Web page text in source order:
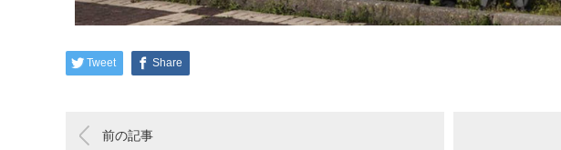
Tweet Share
前の記事